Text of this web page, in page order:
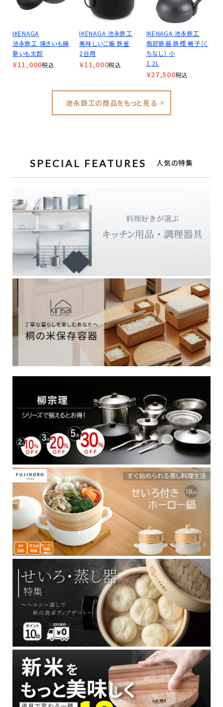
IKENAGA
池永鉄工 焼きいも鍋
新いも太郎
¥11,000税込
IKENAGA 池永鉄工
美味しいご飯 鉄釜
2合用
¥11,000税込
IKENAGA 池永鉄工
南部鉄器 鉄瓶 梔子（く
ちなし） 小
1.2L
¥27,500税込
池永鉄工の商品をもっと見る
SPECIAL FEATURES 人気の特集